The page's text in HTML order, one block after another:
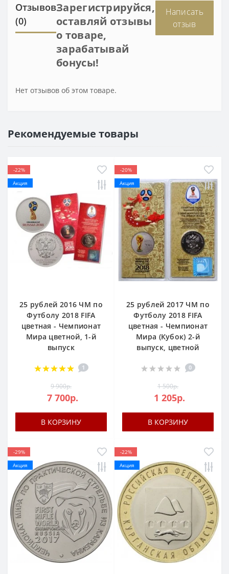
Отзывов
(0)
Зарегистрируйся,
оставляй отзывы
о товаре,
зарабатывай
бонусы!
Написать
отзыв
Нет отзывов об этом товаре.
Рекомендуемые товары
-22%
Акция
25 рублей 2016 ЧМ по
Футболу 2018 FIFA
цветная - Чемпионат
Мира цветной, 1-й
выпуск
1
9 900р.
7 700р.
В КОРЗИНУ
-20%
Акция
25 рублей 2017 ЧМ по
Футболу 2018 FIFA
цветная - Чемпионат
Мира (Кубок) 2-й
выпуск, цветной
0
1 500р.
1 205р.
В КОРЗИНУ
-29%
Акция
-22%
Акция